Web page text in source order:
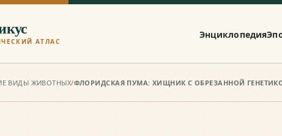
АТЛАС
Энциклопедия
ВИДЫ ЖИВОТНЫХ/ФЛОРИДСКАЯ ПУМА: ХИЩНИК С ОБРЕЗАННОЙ